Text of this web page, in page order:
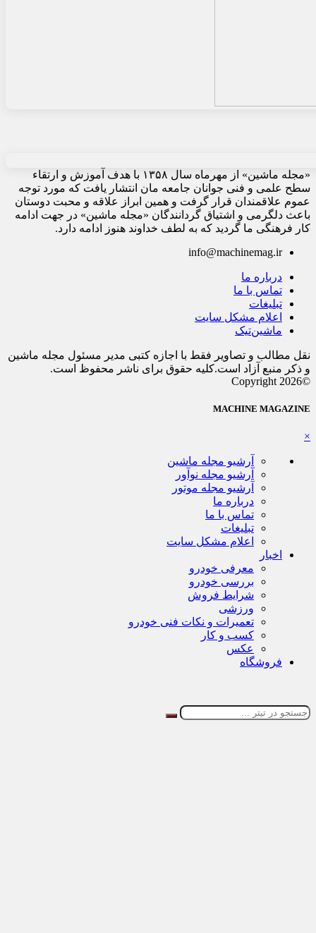
«مجله ماشین» از مهرماه سال ۱۳۵۸ با هدف آموزش و ارتقاء
سطح علمی و فنی جوانان جامعه مان انتشار یافت که مورد توجه
عموم علاقمندان قرار گرفت و همین ابراز علاقه و محبت دوستان
باعث دلگرمی و اشتیاق گردانندگان «مجله ماشین» در جهت ادامه
کار فرهنگی ما گردید که به لطف خداوند هنوز ادامه دارد.
info@machinemag.ir
درباره ما
تماس با ما
تبلیغات
اعلام مشکل سایت
ماشین‌تیک
نقل مطالب و تصاویر فقط با اجازه کتبی مدیر مسئول مجله ماشین
و ذکر منبع آزاد است.کلیه حقوق برای ناشر محفوظ است.
©Copyright 2026
MACHINE MAGAZINE
×
آرشیو مجله ماشین
آرشیو مجله نوآور
آرشیو مجله موتور
درباره ما
تماس با ما
تبلیغات
اعلام مشکل سایت
اخبار
معرفی خودرو
بررسی خودرو
شرایط فروش
ورزشی
تعمیرات و نکات فنی خودرو
کسب و کار
عکس
فروشگاه